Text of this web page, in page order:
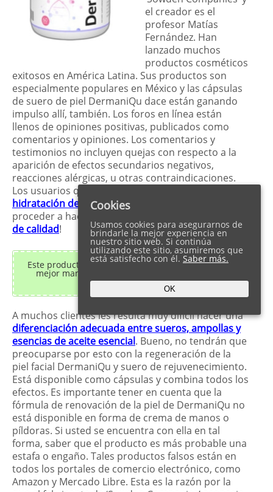
el creador es el
profesor Matías
Fernández. Han
lanzado muchos
productos cosméticos
exitosos en América Latina. Sus productos son
especialmente populares en México y las cápsulas
de suero de piel DermaniQu dace están ganando
impulso allí, también. Los foros en línea están
llenos de opiniones positivas, publicados como
comentarios y opiniones. Los comentarios y
testimonios no incluyen quejas con respecto a la
aparición de efectos secundarios negativos,
reacciones alérgicas, u otras contraindicaciones.
Los usuarios que quieran comprar la solución de
hidratación de la dermispueden
proceder a hacerlo sin
de calidad!
Este producto está agotado y no está a la venta. La
mejor manera de tratar las arrugas faciales es
Aquanica.
A muchos clientes les resulta muy difícil hacer una
diferenciación adecuada entre sueros, ampollas y
esencias de aceite esencial. Bueno, no tendrán que
preocuparse por esto con la regeneración de la
piel facial DermaniQu y suero de rejuvenecimiento.
Está disponible como cápsulas y combina todos los
efectos. Es importante tener en cuenta que la
fórmula de renovación de la piel de DermaniQu no
está disponible en forma de crema de manos o
píldoras. Si usted se encuentra con ella en tal
forma, saber que el producto es más probable una
estafa o engaño. Tales productos falsos están en
todos los portales de comercio electrónico, como
Amazon y Mercado Libre. Esta es la razón por la
Cookies
Usamos cookies para asegurarnos de
brindarle la mejor experiencia en
nuestro sitio web. Si continúa
utilizando este sitio, asumiremos que
está satisfecho con él. Saber más.
OK